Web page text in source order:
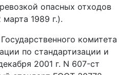
опасных отходов
1989 г.).
комитета
по стандартизации и
2001 г. N 607-ст